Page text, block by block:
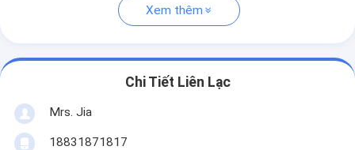
Xem thêm
Chi Tiết Liên Lạc
Mrs. Jia
18831871817